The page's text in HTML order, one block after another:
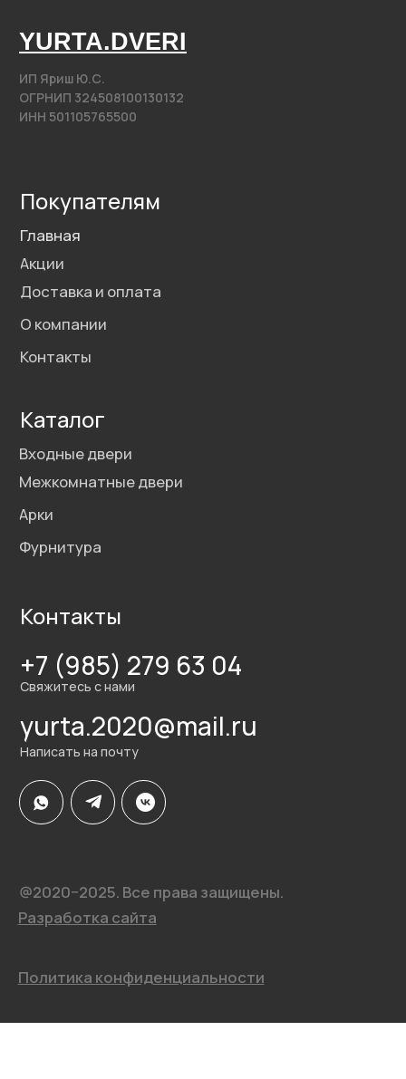
Написать на почту
Политика конфиденциальности